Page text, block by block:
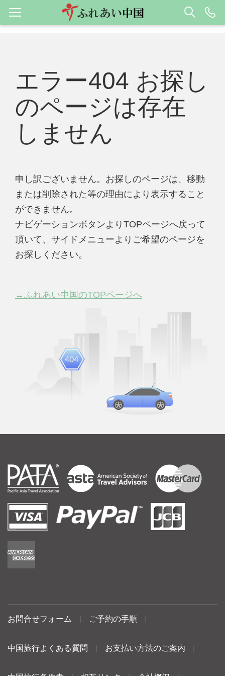
エラー404 お探し
のページは存在
しません
申し訳ございません。お探しのページは、移動
または削除された等の理由により表示すること
ができません。
ナビゲーションボタンよりTOPページへ戻って
頂いて、サイドメニューよりご希望のページを
お探しください。
→ふれあい中国のTOPページへ
お問合せフォーム ご予約の手順
中国旅行よくある質問 お支払い方法のご案内